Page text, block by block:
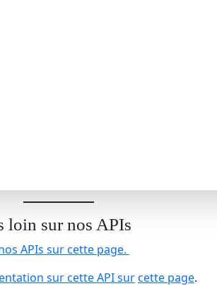
loin sur nos APIs
APIs surcette page.
sur cette API surcette page.